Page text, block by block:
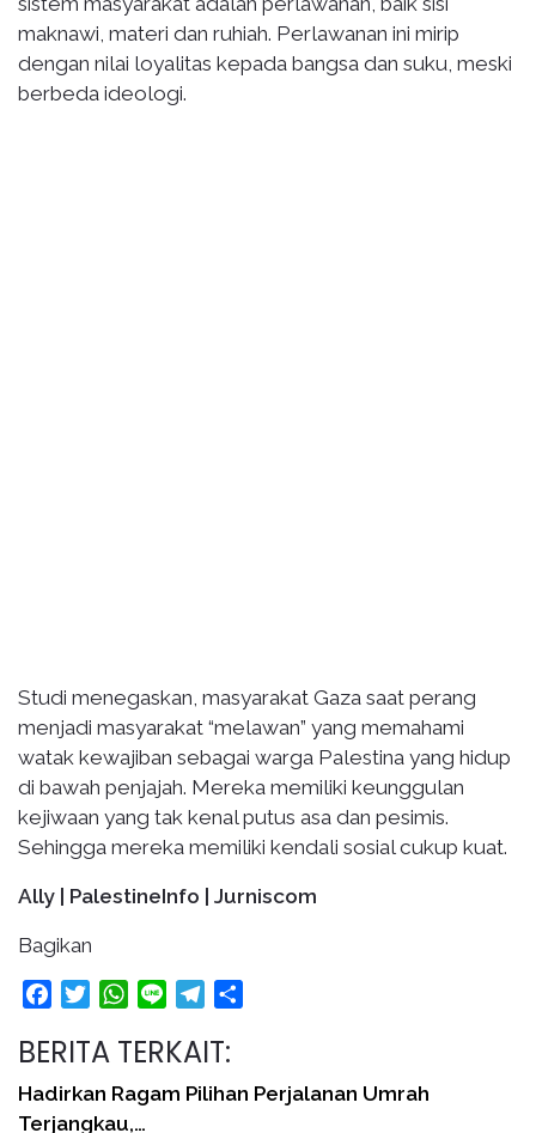
maknawi, materi dan ruhiah. Perlawanan ini mirip
dengan nilai loyalitas kepada bangsa dan suku, meski
berbeda ideologi.
Studi menegaskan, masyarakat Gaza saat perang
menjadi masyarakat “melawan” yang memahami
watak kewajiban sebagai warga Palestina yang hidup
di bawah penjajah. Mereka memiliki keunggulan
kejiwaan yang tak kenal putus asa dan pesimis.
Sehingga mereka memiliki kendali sosial cukup kuat.
Ally | PalestineInfo | Jurniscom
Bagikan
FacebookTwitterWhatsApp
Line Telegram
BERITA TERKAIT:
Hadirkan Ragam Pilihan Perjalanan Umrah
Terjangkau,…